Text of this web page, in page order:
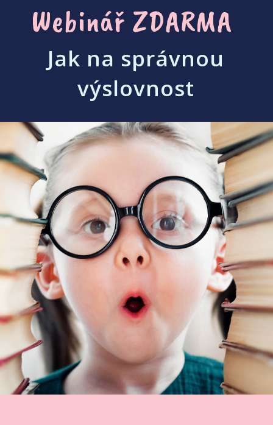
Webinář ZDARMA
Jak na správnou
výslovnost